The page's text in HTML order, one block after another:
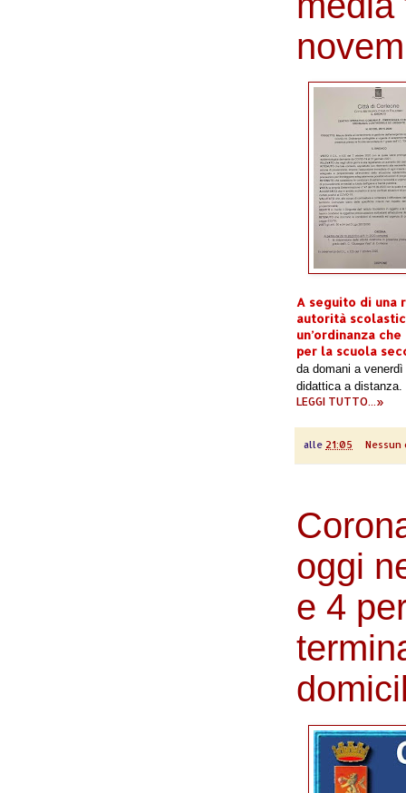
A seguito di una
autorità
un’ordinanza
per la scuola
da domani a
didattica a distanza.
LEGGI TUTTO...»
alle 21:05 Nessun
oggi
e 4